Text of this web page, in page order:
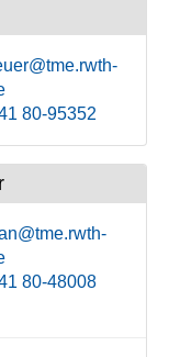
80-95352
80-48008